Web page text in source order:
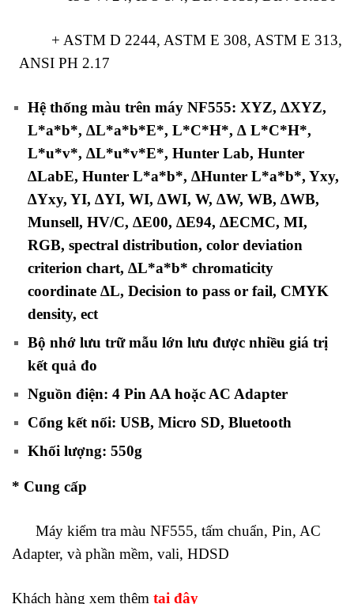
+ ASTM D 2244, ASTM E 308, ASTM E 313,
ANSI PH 2.17
Hệ thống màu trên máy NF555: XYZ, ∆XYZ,
L*a*b*, ∆L*a*b*E*, L*C*H*, ∆ L*C*H*,
L*u*v*, ∆L*u*v*E*, Hunter Lab, Hunter
∆LabE, Hunter L*a*b*, ∆Hunter L*a*b*, Yxy,
∆Yxy, YI, ∆YI, WI, ∆WI, W, ∆W, WB, ∆WB,
Munsell, HV/C, ∆E00, ∆E94, ∆ECMC, MI,
RGB, spectral distribution, color deviation
criterion chart, ∆L*a*b* chromaticity
coordinate ∆L, Decision to pass or fail, CMYK
density, ect
Bộ nhớ lưu trữ mẫu lớn lưu được nhiều giá trị
kết quả đo
Nguồn điện: 4 Pin AA hoặc AC Adapter
Cổng kết nối: USB, Micro SD, Bluetooth
Khối lượng: 550g
* Cung cấp
Máy kiểm tra màu NF555, tấm chuẩn, Pin, AC
Adapter, và phần mềm, vali, HDSD
Khách hàng xem thêm tại đây